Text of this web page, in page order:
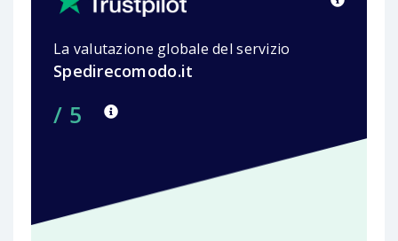
La valutazione globale del servizio
Spedirecomodo.it
/ 5